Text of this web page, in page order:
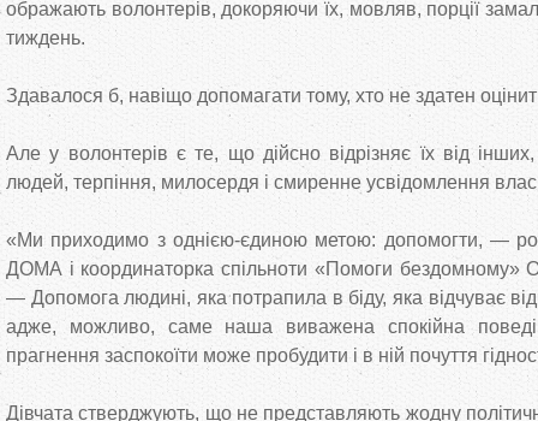
ображають волонтерів, докоряючи їх, мовляв, порції
тиждень.
Здавалося б, навіщо допомагати тому, хто не здатен
Але у волонтерів є те, що дійсно відрізняє їх від
людей, терпіння, милосердя і смиренне усвідомлення
«Ми приходимо з однією-єдиною метою: допомогти, —
ДОМА і координаторка спільноти «Помоги бездомному»
— Допомога людині, яка потрапила в біду, яка відчуває
адже, можливо, саме наша виважена спокійна
прагнення заспокоїти може пробудити і в ній почуття
Дівчата стверджують, що не представляють жодну